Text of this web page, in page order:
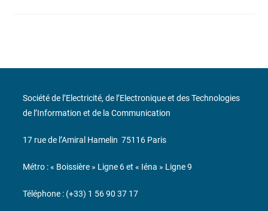
Société de l’Electricité, de l’Electronique et des Technologies
de l’Information et de la Communication
17 rue de l’Amiral Hamelin 75116 Paris
Métro : « Boissière » Ligne 6 et « Iéna » Ligne 9
Téléphone : (+33) 1 56 90 37 17